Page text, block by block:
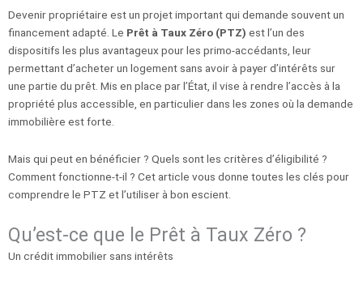
Devenir propriétaire est un projet important qui demande souvent un
financement adapté. Le Prêt à Taux Zéro (PTZ) est l’un des
dispositifs les plus avantageux pour les primo-accédants, leur
permettant d’acheter un logement sans avoir à payer d’intérêts sur
une partie du prêt. Mis en place par l’État, il vise à rendre l’accès à la
propriété plus accessible, en particulier dans les zones où la demande
immobilière est forte.
Mais qui peut en bénéficier ? Quels sont les critères d’éligibilité ?
Comment fonctionne-t-il ? Cet article vous donne toutes les clés pour
comprendre le PTZ et l’utiliser à bon escient.
Qu’est-ce que le Prêt à Taux Zéro ?
Un crédit immobilier sans intérêts